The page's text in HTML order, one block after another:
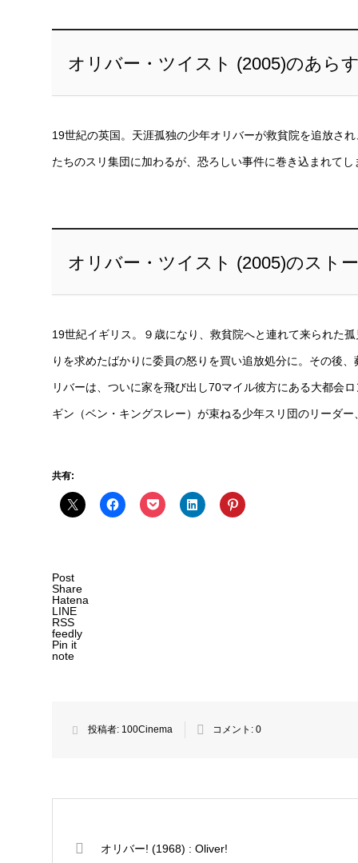
オリバー・ツイスト (2005)のあら
19世紀の英国。天涯孤独の少年オリバーが救貧院を追放さ
たちのスリ集団に加わるが、恐ろしい事件に巻き込まれてし
オリバー・ツイスト (2005)のスト
19世紀イギリス。９歳になり、救貧院へと連れて来られた
りを求めたばかりに委員の怒りを買い追放処分に。その後
リバーは、ついに家を飛び出し70マイル彼方にある大都会
ギン（ベン・キングスレー）が束ねる少年スリ団のリーダ
共有:
Post
Share
Hatena
LINE
RSS
feedly
Pin it
note
投稿者: 100Cinema コメント: 0
オリバー! (1968) : Oliver!